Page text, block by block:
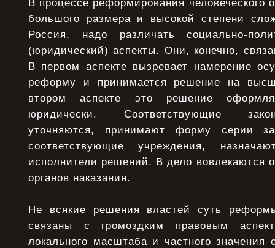
В процессе реформирования человеческого
большого размера и высокой степени
Россия, надо различать социально-
(юридический) аспекты. Они, конечно,
В первом аспекте вызревает намерение
реформу и принимается решение на
втором аспекте это решение
юридически. Соответствующие
уточняются, принимают форму серии
соответствующие учреждения,
исполнители решений. В дело вовлекаются
органов наказания.
Не всякие решения властей суть
связаны с громоздким правовым
локального масштаба и частного